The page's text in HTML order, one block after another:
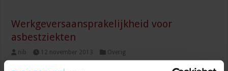
Werkgeversaansprakelijkheid voor
asbestziekten
nib 12 november 2013 Overig